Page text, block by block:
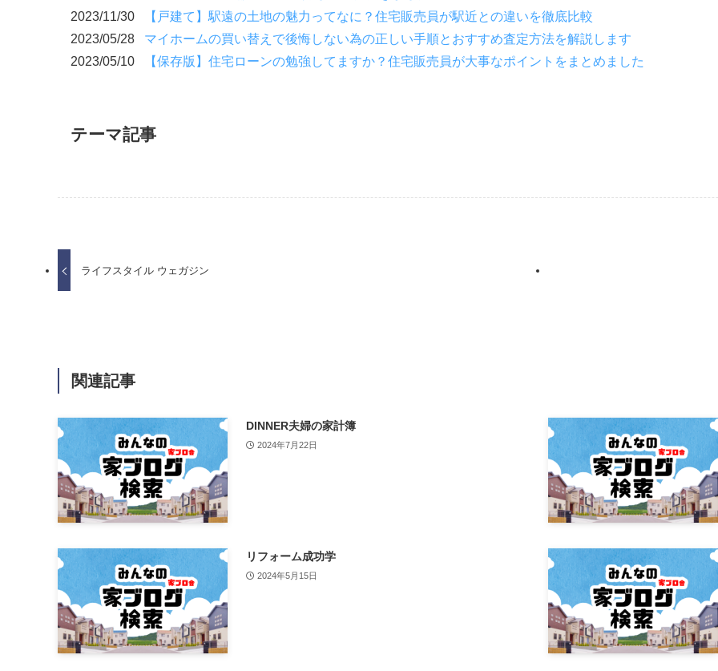
2023/11/30
【戸建て】駅遠の土地の魅力ってなに？住宅販売員が駅近との違いを徹底比較
2023/05/28 マイホームの買い替えで後悔しない為の正しい手順とおすすめ査定方法を解説します
2023/05/10
【保存版】住宅ローンの勉強してますか？住宅販売員が大事なポイントをまとめました
テーマ記事
ライフスタイル ウェガジン
関連記事
DINNER夫婦の家計簿
2024年7月22日
リフォーム成功学
2024年5月15日